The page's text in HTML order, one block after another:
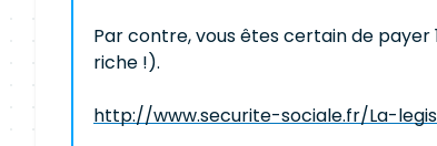
Par contre, vous êtes certain de
riche !).
http://www.securite-sociale.fr/La-